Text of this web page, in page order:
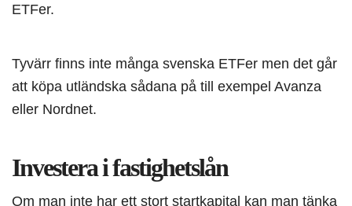
ETFer.
Tyvärr finns inte många svenska ETFer men det går
att köpa utländska sådana på till exempel Avanza
eller Nordnet.
Investera i fastighetslån
Om man inte har ett stort startkapital kan man tänka